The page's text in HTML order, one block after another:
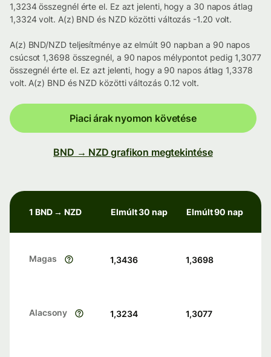
1,3234 összegnél érte el. Ez azt jelenti, hogy a 30 napos átlag
1,3324 volt. A(z) BND és NZD közötti változás -1.20 volt.
A(z) BND/NZD teljesítménye az elmúlt 90 napban a 90 napos
csúcsot 1,3698 összegnél, a 90 napos mélypontot pedig 1,3077
összegnél érte el. Ez azt jelenti, hogy a 90 napos átlag 1,3378
volt. A(z) BND és NZD közötti változás 0.12 volt.
Piaci árak nyomon követése
BND → NZD grafikon megtekintése
1 BND → NZD Elmúlt 30 nap Elmúlt 90 nap
Magas 1,3436 1,3698
Alacsony 1,3234 1,3077